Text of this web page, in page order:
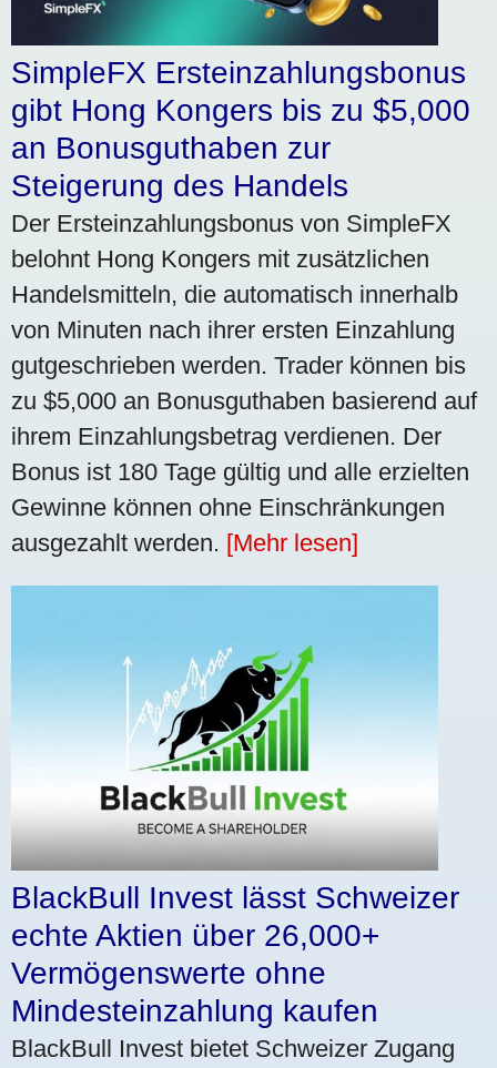
SimpleFX Ersteinzahlungsbonus
gibt Hong Kongers bis zu $5,000
an Bonusguthaben zur
Steigerung des Handels
Der Ersteinzahlungsbonus von SimpleFX
belohnt Hong Kongers mit zusätzlichen
Handelsmitteln, die automatisch innerhalb
von Minuten nach ihrer ersten Einzahlung
gutgeschrieben werden. Trader können bis
zu $5,000 an Bonusguthaben basierend auf
ihrem Einzahlungsbetrag verdienen. Der
Bonus ist 180 Tage gültig und alle erzielten
Gewinne können ohne Einschränkungen
ausgezahlt werden. [Mehr lesen]
BlackBull Invest lässt Schweizer
echte Aktien über 26,000+
Vermögenswerte ohne
Mindesteinzahlung kaufen
BlackBull Invest bietet Schweizer Zugang